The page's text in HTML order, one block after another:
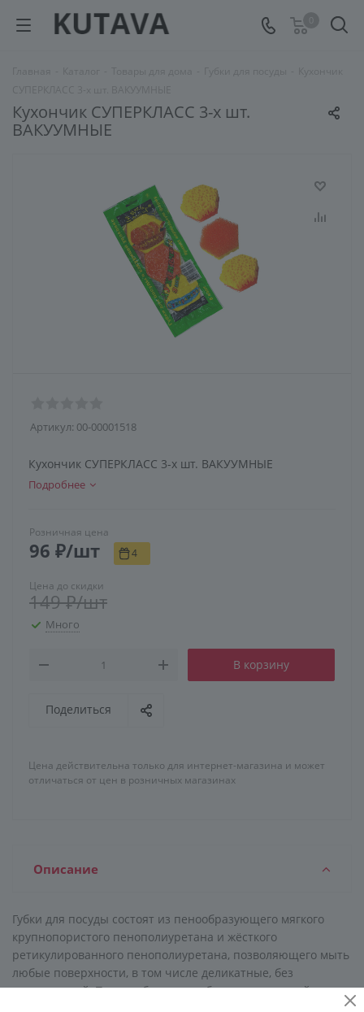
Кухончик СУПЕРКЛАСС 3-х шт.
ВАКУУМНЫЕ
Артикул: 00-00001518
Кухончик СУПЕРКЛАСС 3-х шт. ВАКУУМНЫЕ
Подробнее
Розничная цена
96 ₽/шт 4
Цена до скидки
149₽/шт
Много
В корзину
Поделиться
Цена действительна только для интернет-магазина и может
отличаться от цен в розничных магазинах
Описание
Губки для посуды состоят из пенообразующего мягкого
крупнопористого пенополиуретана и жёсткого
ретикулированного пенополиуретана, позволяющего мыть
любые поверхности, в том числе деликатные, без
повреждений. Такие губки имеют более длительный срок